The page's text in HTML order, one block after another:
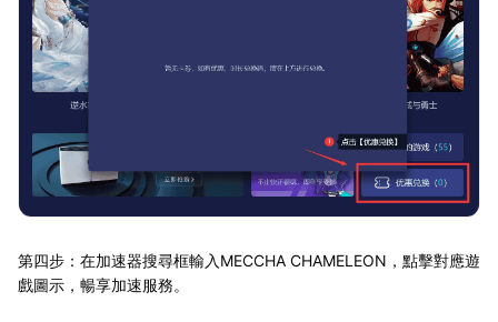
第四步：在加速器搜尋框輸入MECCHA CHAMELEON，點擊對應遊
戲圖示，暢享加速服務。